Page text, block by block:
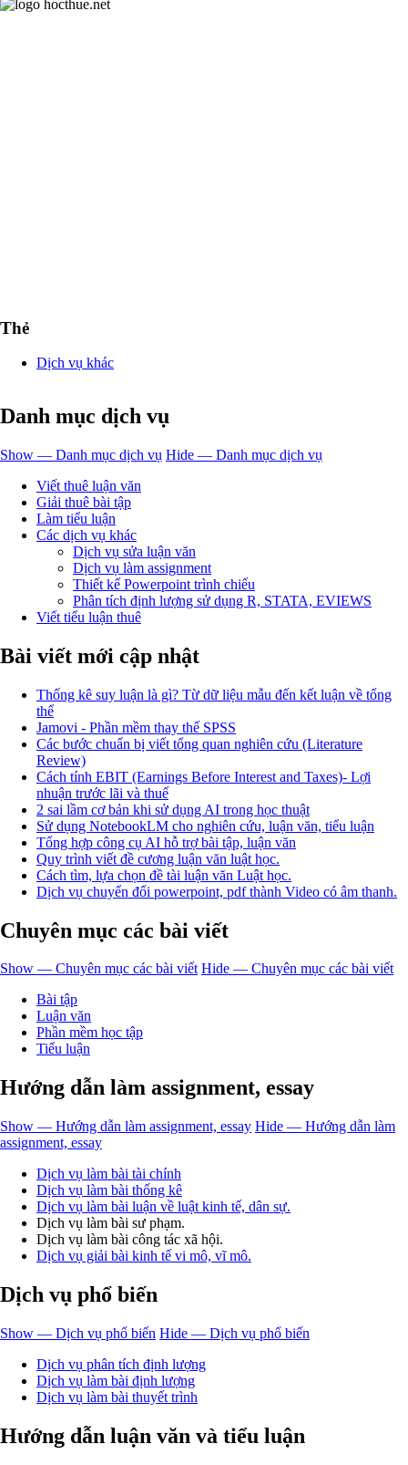
Thẻ
Dịch vụ khác
Danh mục dịch vụ
Show — Danh mục dịch vụ Hide — Danh mục dịch vụ
Viết thuê luận văn
Giải thuê bài tập
Làm tiểu luận
Các dịch vụ khác
Dịch vụ sửa luận văn
Dịch vụ làm assignment
Thiết kế Powerpoint trình chiếu
Phân tích định lượng sử dụng R, STATA, EVIEWS
Viết tiểu luận thuê
Bài viết mới cập nhật
Thống kê suy luận là gì? Từ dữ liệu mẫu đến kết luận về tổng
thể
Jamovi - Phần mềm thay thế SPSS
Các bước chuẩn bị viết tổng quan nghiên cứu (Literature
Review)
Cách tính EBIT (Earnings Before Interest and Taxes)- Lợi
nhuận trước lãi và thuế
2 sai lầm cơ bản khi sử dụng AI trong học thuật
Sử dụng NotebookLM cho nghiên cứu, luận văn, tiểu luận
Tổng hợp công cụ AI hỗ trợ bài tập, luận văn
Quy trình viết đề cương luận văn luật học.
Cách tìm, lựa chọn đề tài luận văn Luật học.
Dịch vụ chuyển đổi powerpoint, pdf thành Video có âm thanh.
Chuyên mục các bài viết
Show — Chuyên mục các bài viết Hide — Chuyên mục các bài viết
Bài tập
Luận văn
Phần mềm học tập
Tiểu luận
Hướng dẫn làm assignment, essay
Show — Hướng dẫn làm assignment, essay Hide — Hướng dẫn làm
assignment, essay
Dịch vụ làm bài tài chính
Dịch vụ làm bài thống kê
Dịch vụ làm bài luận về luật kinh tế, dân sự.
Dịch vụ làm bài sư phạm.
Dịch vụ làm bài công tác xã hội.
Dịch vụ giải bài kinh tế vi mô, vĩ mô.
Dịch vụ phổ biến
Show — Dịch vụ phổ biến Hide — Dịch vụ phổ biến
Dịch vụ phân tích định lượng
Dịch vụ làm bài định lượng
Dịch vụ làm bài thuyết trình
Hướng dẫn luận văn và tiểu luận